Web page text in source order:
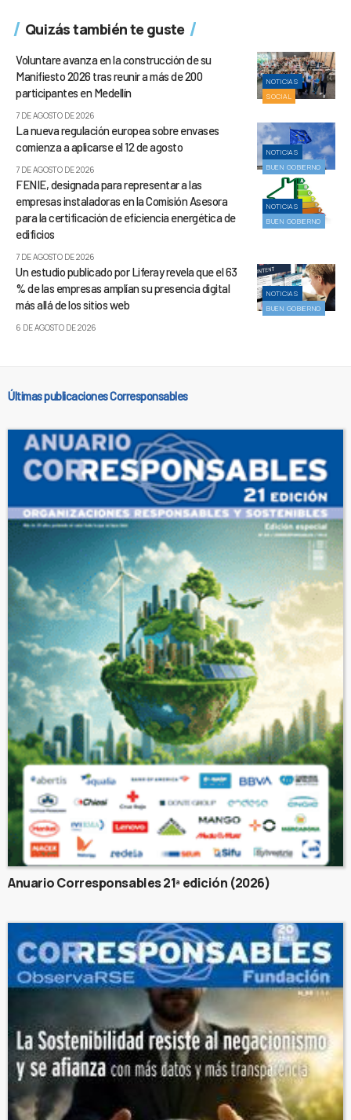
Quizás también te guste
NOTICIAS
SOCIAL
Voluntare avanza en la construcción de su
Manifiesto 2026 tras reunir a más de 200
participantes en Medellín
7 DE AGOSTO DE 2026
NOTICIAS
BUEN GOBIERNO
La nueva regulación europea sobre envases
comienza a aplicarse el 12 de agosto
7 DE AGOSTO DE 2026
NOTICIAS
BUEN GOBIERNO
FENIE, designada para representar a las
empresas instaladoras en la Comisión Asesora
para la certificación de eficiencia energética de
edificios
7 DE AGOSTO DE 2026
NOTICIAS
BUEN GOBIERNO
Un estudio publicado por Liferay revela que el 63
% de las empresas amplían su presencia digital
más allá de los sitios web
6 DE AGOSTO DE 2026
Últimas publicaciones Corresponsables
Anuario Corresponsables 21ª edición (2026)